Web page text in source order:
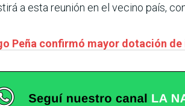
a esta reunión en el vecino país,
Peña confirmó mayor dotación